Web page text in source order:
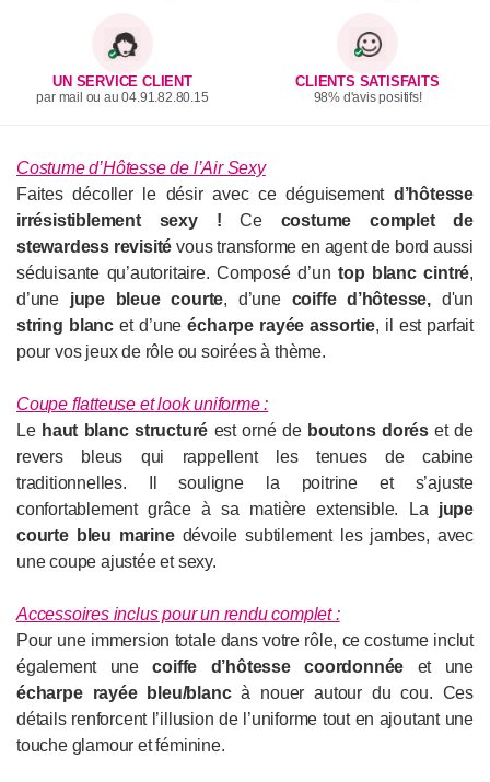
UN SERVICE CLIENT
par mail ou au 04.91.82.80.15
CLIENTS SATISFAITS
98% d'avis positifs!
Costume d’Hôtesse de l’Air Sexy
Faites décoller le désir avec ce déguisementd’hôtesse
irrésistiblement sexy ! Ce costume complet de
stewardess revisité vous transforme en agent de bord aussi
séduisante qu’autoritaire. Composé d’un top blanc cintré,
d’une jupe bleue courte, d’une coiffe d’hôtesse, d'un
string blanc et d’uneécharpe rayée assortie, il est parfait
pour vos jeux de rôle ou soirées à thème.
Coupe flatteuse et look uniforme :
Le haut blanc structuré est orné de boutons dorés et de
revers bleus qui rappellent les tenues de cabine
traditionnelles. Il souligne la poitrine et s’ajuste
confortablement grâce à sa matière extensible. La jupe
courte bleu marinedévoile subtilement les jambes, avec
une coupe ajustée et sexy.
Accessoires inclus pour un rendu complet :
Pour une immersion totale dans votre rôle, ce costume inclut
également unecoiffe d’hôtesse coordonnée et une
écharpe rayée bleu/blancà nouer autour du cou. Ces
détails renforcent l’illusion de l’uniforme tout en ajoutant une
touche glamour et féminine.